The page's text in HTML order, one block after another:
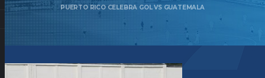
PUERTO RICO CELEBRA GOL VS GUATEMALA